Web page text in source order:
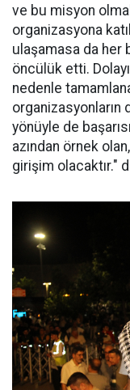
ve bu misyon
organizasyona
ulaşamasa da her
öncülük etti.
nedenle
organizasyonların
yönüyle de
azından örnek
girişim olacaktır."